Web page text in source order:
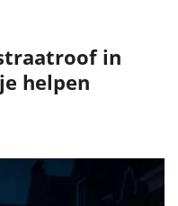
in
helpen